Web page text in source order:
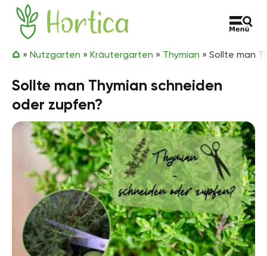
Zum Inhalt springen
Hortica
» Nutzgarten » Kräutergarten » Thymian » Sollte man
Sollte man Thymian schneiden
oder zupfen?